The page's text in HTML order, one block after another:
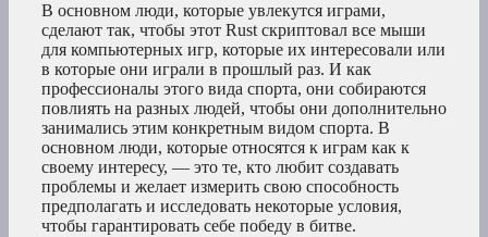
В основном люди, которые увлекутся играми,
сделают так, чтобы этот Rust скриптовал все мыши
для компьютерных игр, которые их интересовали или
в которые они играли в прошлый раз. И как
профессионалы этого вида спорта, они собираются
повлиять на разных людей, чтобы они дополнительно
занимались этим конкретным видом спорта. В
основном люди, которые относятся к играм как к
своему интересу, — это те, кто любит создавать
проблемы и желает измерить свою способность
предполагать и исследовать некоторые условия,
чтобы гарантировать себе победу в битве.